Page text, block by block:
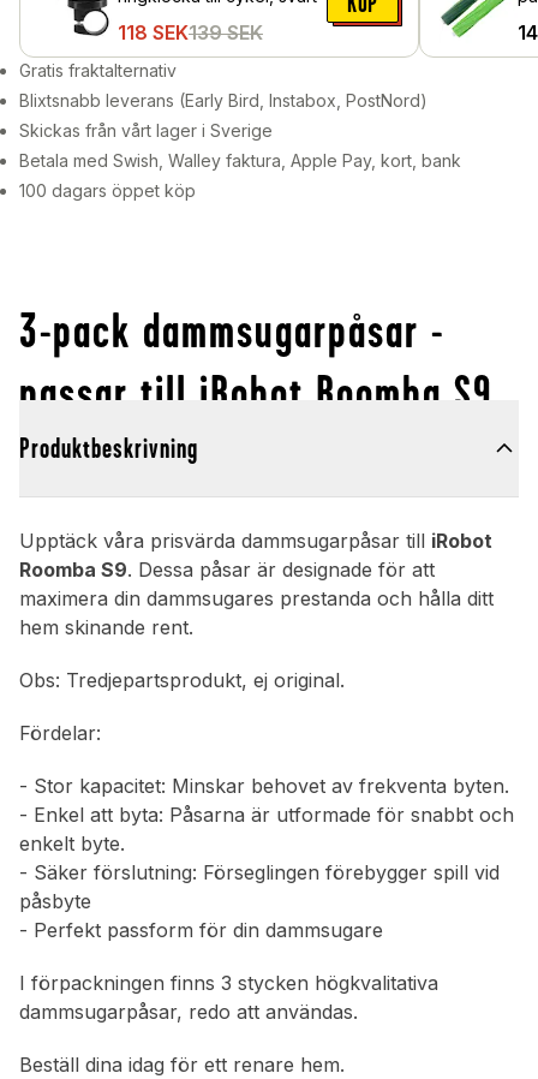
118 SEK139 SEK
Gratis fraktalternativ
Blixtsnabb leverans (Early Bird, Instabox, PostNord)
Skickas från vårt lager i Sverige
Betala med Swish, Walley faktura, Apple Pay, kort, bank
100 dagars öppet köp
3-pack dammsugarpåsar -
passar till iRobot Roomba S9
Produktbeskrivning
Upptäck våra prisvärda dammsugarpåsar till iRobot
Roomba S9. Dessa påsar är designade för att
maximera din dammsugares prestanda och hålla ditt
hem skinande rent.
Obs: Tredjepartsprodukt, ej original.
Fördelar:
- Stor kapacitet: Minskar behovet av frekventa byten.
- Enkel att byta: Påsarna är utformade för snabbt och
enkelt byte.
- Säker förslutning: Förseglingen förebygger spill vid
påsbyte
- Perfekt passform för din dammsugare
I förpackningen finns 3 stycken högkvalitativa
dammsugarpåsar, redo att användas.
Beställ dina idag för ett renare hem.